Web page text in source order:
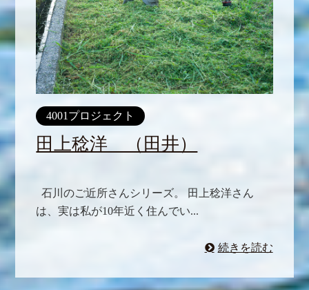
4001プロジェクト
田上稔洋 （田井）
石川のご近所さんシリーズ。 田上稔洋さん
は、実は私が10年近く住んでい...
続きを読む